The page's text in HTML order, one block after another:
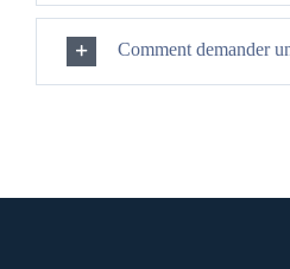
Comment demander